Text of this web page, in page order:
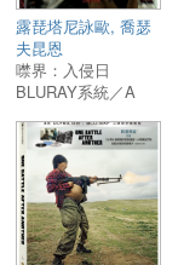
露琵塔尼詠歐, 喬瑟
夫昆恩
噤界：入侵日
BLURAY系統／A
One